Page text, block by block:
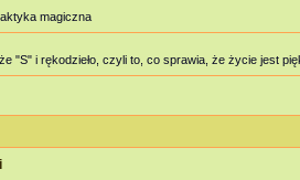
magiczna
"S" i rękodzieło, czyli to, co sprawia, że życie jest